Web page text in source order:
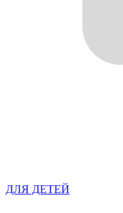
ДЛЯ ДЕТЕЙ